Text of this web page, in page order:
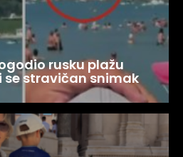
rusku plažu
se stravičan snimak